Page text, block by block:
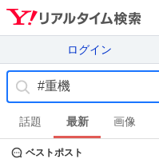
ログイン
話題 最新 画像
ベストポスト